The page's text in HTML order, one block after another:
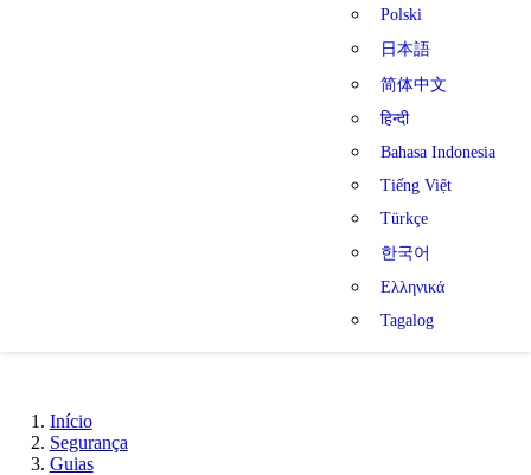
Polski
日本語
简体中文
हिन्दी
Bahasa Indonesia
Tiếng Việt
Türkçe
한국어
Ελληνικά
Tagalog
Início
Segurança
Guias